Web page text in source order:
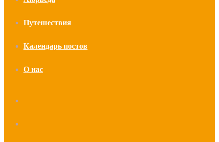
Путешествия
Календарь постов
О нас